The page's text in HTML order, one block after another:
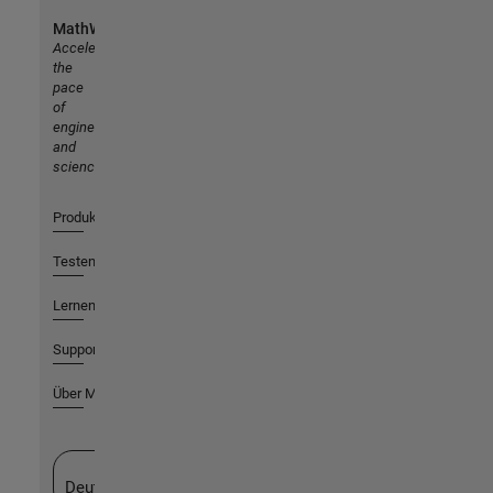
MathWorks
Accelerating
the
pace
of
engineering
and
science
Produkte
Testen oder Kaufen
Lernen
Support
Über MathWorks
Deutschland